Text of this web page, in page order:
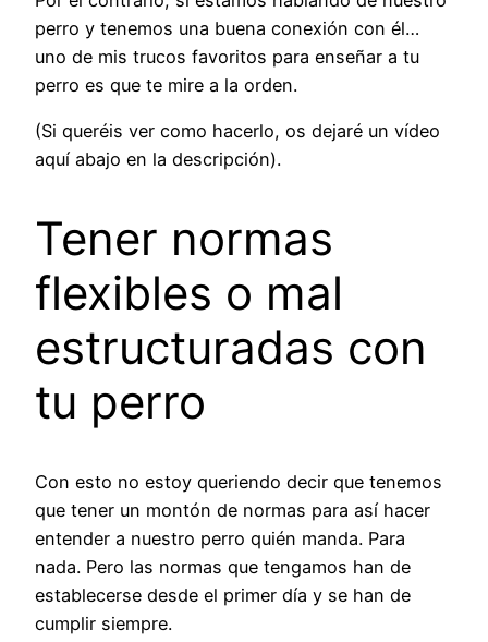
perro y tenemos una buena conexión con él…
uno de mis trucos favoritos para enseñar a tu
perro es que te mire a la orden.
(Si queréis ver como hacerlo, os dejaré un vídeo
aquí abajo en la descripción).
Tener normas
flexibles o mal
estructuradas con
tu perro
Con esto no estoy queriendo decir que tenemos
que tener un montón de normas para así hacer
entender a nuestro perro quién manda. Para
nada. Pero las normas que tengamos han de
establecerse desde el primer día y se han de
cumplir siempre.